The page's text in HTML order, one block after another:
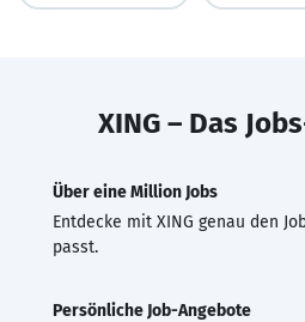
XING – Das
Über eine Million Jobs
Entdecke mit XING genau den
passt.
Persönliche Job-Angebote